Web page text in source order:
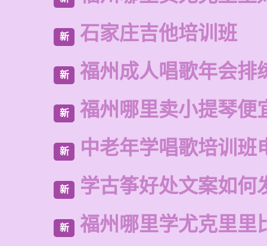
新 石家庄吉他培训班
新 福州成人唱歌年会排
新 福州哪里卖小提琴便
新 中老年学唱歌培训班
新 学古筝好处文案如何
新 福州哪里学尤克里里